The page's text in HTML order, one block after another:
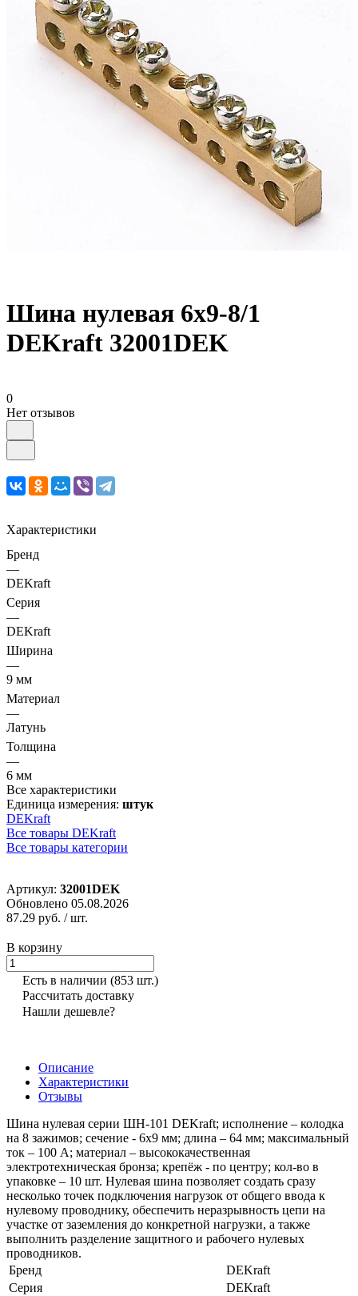
Шина нулевая 6х9-8/1
DEKraft 32001DEK
0
Нет отзывов
Характеристики
Бренд
—
DEKraft
Серия
—
DEKraft
Ширина
—
9 мм
Материал
—
Латунь
Толщина
—
6 мм
Все характеристики
Единица измерения: штук
DEKraft
Все товары DEKraft
Все товары категории
Артикул: 32001DEK
Обновлено 05.08.2026
87.29 руб. / шт.
В корзину
Есть в наличии (853 шт.)
Рассчитать доставку
Нашли дешевле?
Описание
Характеристики
Отзывы
Шина нулевая серии ШН-101 DEKraft; исполнение – колодка
на 8 зажимов; сечение - 6х9 мм; длина – 64 мм; максимальный
ток – 100 А; материал – высококачественная
электротехническая бронза; крепёж - по центру; кол-во в
упаковке – 10 шт. Нулевая шина позволяет создать сразу
несколько точек подключения нагрузок от общего ввода к
нулевому проводнику, обеспечить неразрывность цепи на
участке от заземления до конкретной нагрузки, а также
выполнить разделение защитного и рабочего нулевых
проводников.
Бренд
DEKraft
Серия
DEKraft